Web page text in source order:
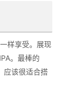
样享受。展现
。最棒的
应该很适合搭